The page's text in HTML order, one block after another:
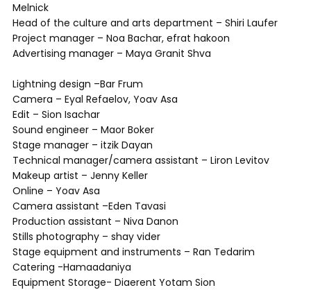
Melnick
Head of the culture and arts department – Shiri Laufer
Project manager – Noa Bachar, efrat hakoon
Advertising manager – Maya Granit Shva
Lightning design –Bar Frum
Camera – Eyal Refaelov, Yoav Asa
Edit – Sion Isachar
Sound engineer – Maor Boker
Stage manager – itzik Dayan
Technical manager/camera assistant – Liron Levitov
Makeup artist – Jenny Keller
Online – Yoav Asa
Camera assistant –Eden Tavasi
Production assistant – Niva Danon
Stills photography – shay vider
Stage equipment and instruments – Ran Tedarim
Catering -Hamaadaniya
Equipment Storage- Diaerent Yotam Sion